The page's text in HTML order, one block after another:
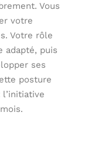
Vous
votre
Votre rôle
adapté, puis
ses
posture